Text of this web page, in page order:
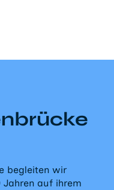
begleiten wir
auf ihrem